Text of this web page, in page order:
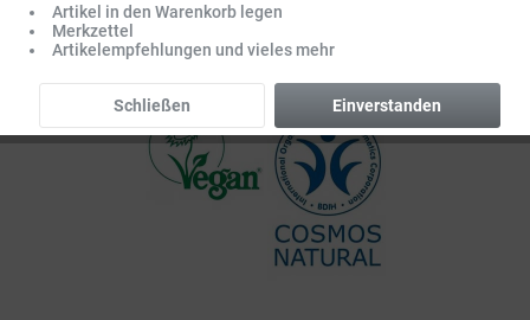
Artikel in den Warenkorb legen
Merkzettel
Artikelempfehlungen und vieles mehr
Einverstanden
Schließen